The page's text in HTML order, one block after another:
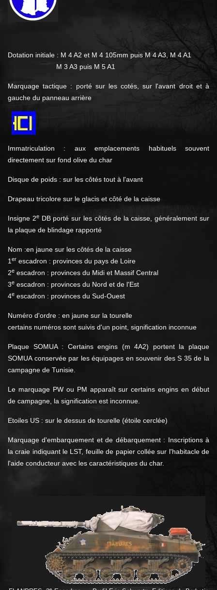
Dotation initiale : M 4 A2 et M 4 105mm puis M 4 A3, M 4 A1
M 3 A3 puis M 5 A1
Marquage tactique : porté sur les cotés, sur l'avant droit et à
gauche du panneau arrière
Immatriculation : aux emplacements habituels souvent
directement sur fond olive du char
Disque de poids : sur les côtés tout à l'avant
Drapeau tricolore sur le glacis et côté de la caisse
Insigne 2eDB porté sur les côtés de la caisse, généralement sur
la plaque de blindage rapporté
Nom :en jaune sur les côtés de la caisse
1 er escadron : provinces du pays de Loire
2e escadron : provinces du Midi et Massif Central
3e escadron : provinces du Nord et de l'Est
4e escadron : provinces du Sud-Ouest
Numéro d'ordre : en jaune sur la tourelle
certains numéros sont suivis d'un point, signification inconnue
Plaque SOMUA : Certains engins (m 4A2) portent la plaque
SOMUA conservée par les équipages en souvenir des S 35 de la
campagne de Tunisie.
Le marquage PW ou PM apparaît sur certains engins en début
de campagne, la signification est inconnue.
Etoiles US : sur le dessus de tourelle (étoile cerclée)
Marquage d'embarquement et de débarquement : Inscriptions à
la craie indiquant le LST, feuille de papier collée sur l'habitacle de
l'aide conducteur avec les caractéristiques du char.